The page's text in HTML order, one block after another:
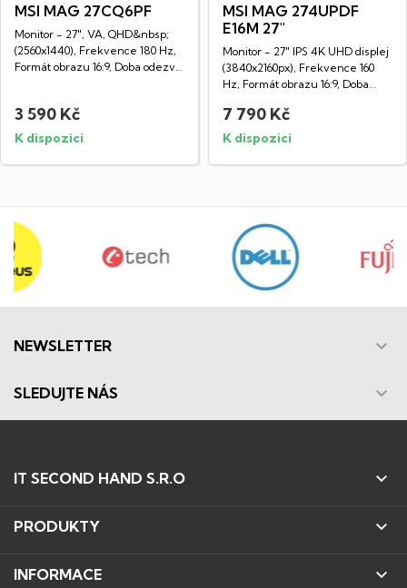
MSI MAG 27CQ6PF
Monitor - 27", VA, QHD&nbsp;
(2560x1440), Frekvence 180 Hz,
Formát obrazu 16:9, Doba odezvy
3 590 Kč
K dispozici
MSI MAG 274UPDF
E16M 27"
Monitor - 27" IPS 4K UHD displej
(3840x2160px), Frekvence 160
Hz, Formát obrazu 16:9, Doba
7 790 Kč
K dispozici
NEWSLETTER 
SLEDUJTE NÁS 
IT SECOND HAND S.R.O 
PRODUKTY 
INFORMACE 